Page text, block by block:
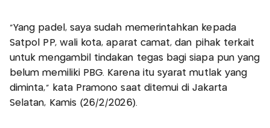
"Yang padel, saya sudah memerintahkan kepada
Satpol PP, wali kota, aparat camat, dan pihak terkait
untuk mengambil tindakan tegas bagi siapa pun yang
belum memiliki PBG. Karena itu syarat mutlak yang
diminta," kata Pramono saat ditemui di Jakarta
Selatan, Kamis (26/2/2026).